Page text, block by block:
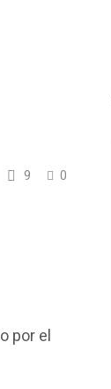
9 0
por el